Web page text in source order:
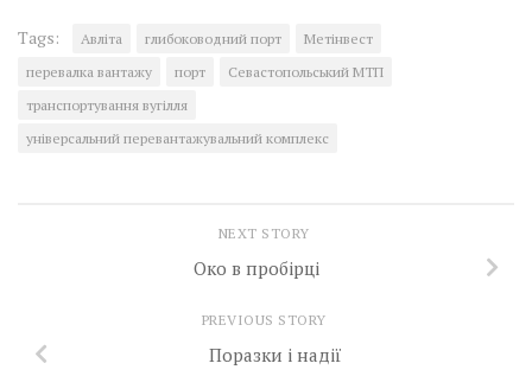
Tags: Авліта глибоководний порт
Метінвест
перевалка вантажу
порт
Севастопольський МТП
транспортування вугілля
універсальний перевантажувальний комплекс
NEXT STORY
Око в пробірці
PREVIOUS STORY
Поразки і надії